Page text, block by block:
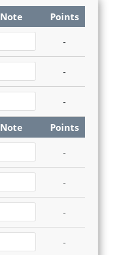
Note Points
-
-
-
Note Points
-
-
-
-